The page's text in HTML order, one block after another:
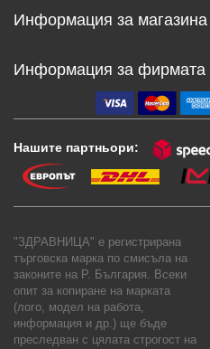
Информация за магазина
Информация за фирмата
Нашите партньори:
"ЗДРАВНИЦА" е регистрирана
търговска марка по смисъла на
законите на Р. България. Всеки
опит за копиране на марката
(лого, модел на работа,
информация и др.) ще бъде
преследван с цялата строгост на